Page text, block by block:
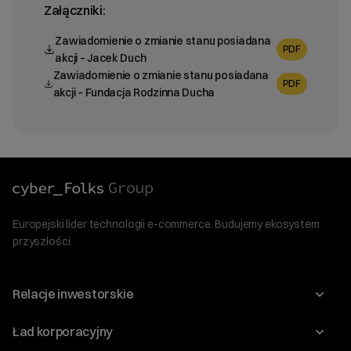
Załączniki:
Zawiadomienie o zmianie stanu posiadana
akcji – Jacek Duch
PDF
Zawiadomienie o zmianie stanu posiadana
akcji – Fundacja Rodzinna Ducha
PDF
Europejski lider technologii e-commerce. Budujemy ekosystem
przyszłości.
Relacje inwestorskie
Raporty
Ład korporacyjny